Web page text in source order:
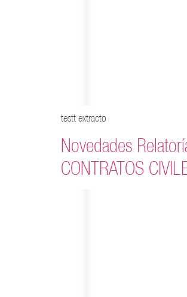
testt extracto
Novedades
CONTRATOS